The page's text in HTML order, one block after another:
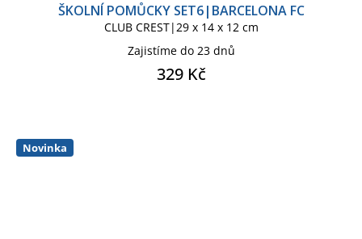
ŠKOLNÍ POMŮCKY SET6|BARCELONA FC
CLUB CREST|29 x 14 x 12 cm
Zajistíme do 23 dnů
329 Kč
Novinka